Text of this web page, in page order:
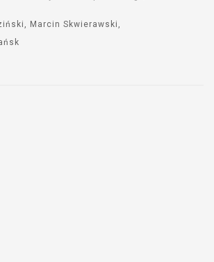
Marcin Skwierawski